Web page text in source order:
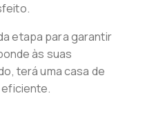
etapa para garantir
às suas
terá uma casa de
eficiente.